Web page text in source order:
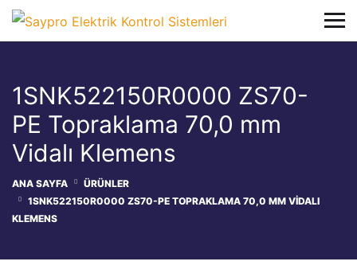
1SNK522150R0000 ZS70-
PE Topraklama 70,0 mm
Vidalı Klemens
ANA SAYFA
ÜRÜNLER
1SNK522150R0000 ZS70-PE TOPRAKLAMA 70,0 MM VIDALI
KLEMENS